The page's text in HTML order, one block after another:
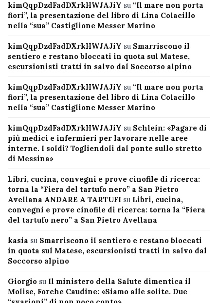
kimQqpDzdFadDXrkHWJAJiY su “Il mare non porta
fiori”, la presentazione del libro di Lina Colacillo
nella “sua” Castiglione Messer Marino
kimQqpDzdFadDXrkHWJAJiY su Smarriscono il
sentiero e restano bloccati in quota sul Matese,
escursionisti tratti in salvo dal Soccorso alpino
kimQqpDzdFadDXrkHWJAJiY su “Il mare non porta
fiori”, la presentazione del libro di Lina Colacillo
nella “sua” Castiglione Messer Marino
kimQqpDzdFadDXrkHWJAJiY su Schlein: «Pagare di
più medici e infermieri per lavorare nelle aree
interne. I soldi? Togliendoli dal ponte sullo stretto
di Messina»
Libri, cucina, convegni e prove cinofile di ricerca:
torna la “Fiera del tartufo nero” a San Pietro
Avellana ANDARE A TARTUFI su Libri, cucina,
convegni e prove cinofile di ricerca: torna la “Fiera
del tartufo nero” a San Pietro Avellana
kasia su Smarriscono il sentiero e restano bloccati
in quota sul Matese, escursionisti tratti in salvo dal
Soccorso alpino
Giorgio su Il ministero della Salute dimentica il
Molise, Forche Caudine: «Siamo alle solite. Due